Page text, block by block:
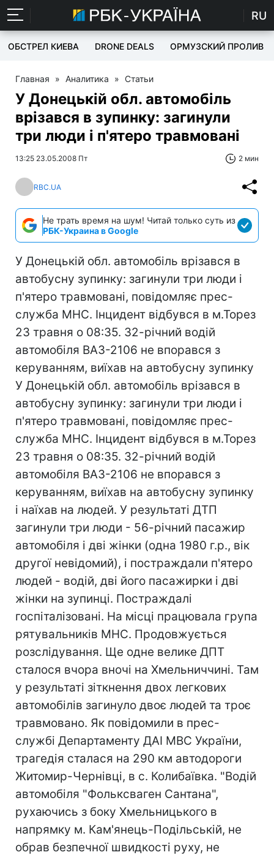
RU
ОБСТРЕЛ КИЕВА DRONE DEALS ОРМУЗСКИЙ ПРОЛИВ
Главная » Аналитика » Статьи
У Донецькій обл. автомобіль
врізався в зупинку: загинули
три люди і п'ятеро травмовані
13:25 23.05.2008 Пт 2 мин
RBC.UA
Не трать время на шум! Читай только суть из
РБК-Украина в Google
У Донецькій обл. автомобіль врізався в
автобусну зупинку: загинули три люди і
п'ятеро травмовані, повідомляє прес-
служба МНС. Інцидент відбувся в м.Торез
23 травня о 08:35. 32-річний водій
автомобіля ВАЗ-2106 не впорався з
керуванням, виїхав на автобусну зупинку
У Донецькій обл. автомобіль врізався в
автобусну зупинку: загинули три люди і
п'ятеро травмовані, повідомляє прес-
служба МНС. Інцидент відбувся в м.Торез
23 травня о 08:35. 32-річний водій
автомобіля ВАЗ-2106 не впорався з
керуванням, виїхав на автобусну зупинку
і наїхав на людей. У результаті ДТП
загинули три люди - 56-річний пасажир
автомобіля і дві жінки (одна 1980 г.р., вік
другої невідомий), і постраждали п'ятеро
людей - водій, дві його пасажирки і дві
жінки на зупинці. Постраждалі
госпіталізовані. На місці працювала група
рятувальників МНС. Продовжується
розслідування. Ще одне велике ДПТ
сталося вчора вночі на Хмельниччині. Там
у результаті зіткнення двох легкових
автомобілів загинуло двоє людей та троє
травмовано. Як повідомили в прес-
службі Департаменту ДАІ МВС України,
трагедія сталася на 290 км автодороги
Житомир-Чернівці, в с. Колибаївка. "Водій
автомобіля "Фольксваген Сантана",
рухаючись з боку Хмельницького в
напрямку м. Кам'янець-Подільській, не
обрав безпечної швидкості руху, не